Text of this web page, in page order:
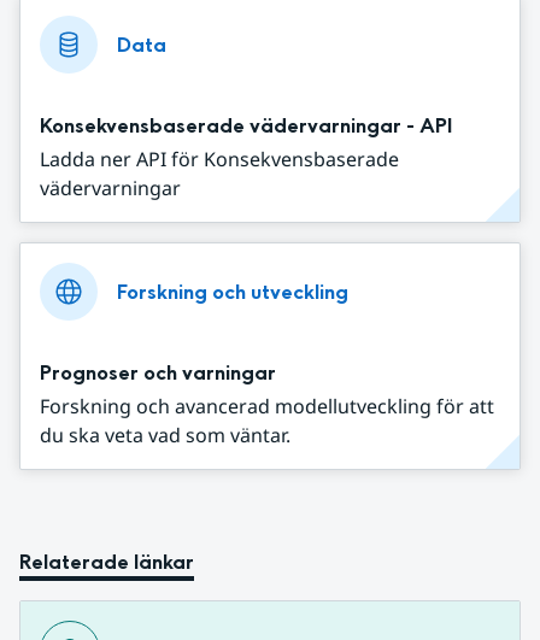
Data
Konsekvensbaserade vädervarningar - API
Ladda ner API för Konsekvensbaserade
vädervarningar
Forskning och utveckling
Prognoser och varningar
Forskning och avancerad modellutveckling för att
du ska veta vad som väntar.
Relaterade länkar